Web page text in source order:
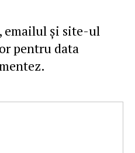
emailul și site-ul
pentru data